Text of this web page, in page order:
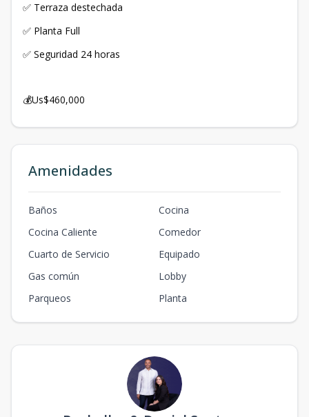
✅ Terraza destechada
✅ Planta Full
✅ Seguridad 24 horas
💰Us$460,000
Amenidades
Baños
Cocina
Cocina Caliente
Comedor
Cuarto de Servicio
Equipado
Gas común
Lobby
Parqueos
Planta